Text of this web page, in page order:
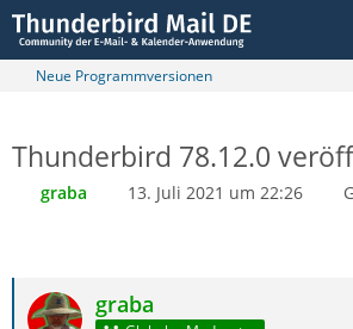
Neue Programmversionen
Thunderbird 78.12.0
graba 13. Juli 2021 um 22:26
graba